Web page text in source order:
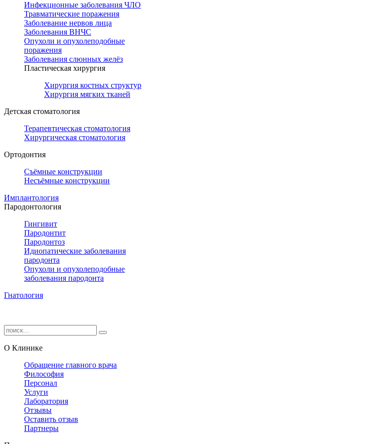
Инфекционные заболевания ЧЛО
Травматические поражения
Заболевание нервов лица
Заболевания ВНЧС
Опухоли и опухолеподобные
поражения
Заболевания слюнных желёз
Пластическая хирургия
Хирургия костных структур
Хирургия мягких тканей
Детская стоматология
Терапевтическая стоматология
Хирургическая стоматология
Ортодонтия
Съёмные конструкции
Несъёмные конструкции
Имплантология
Пародонтология
Гингивит
Пародонтит
Пародонтоз
Идиопатические заболевания
пародонта
Опухоли и опухолеподобные
заболевания пародонта
Гнатология
О Клинике
Обращение главного врача
Философия
Персонал
Услуги
Лаборатория
Отзывы
Оставить отзыв
Партнеры